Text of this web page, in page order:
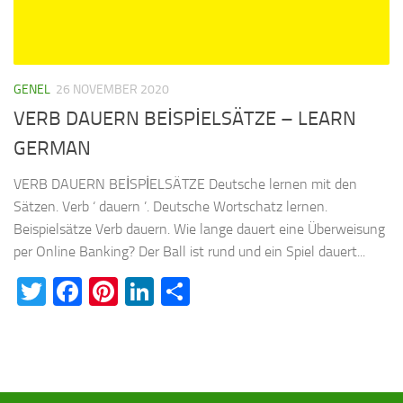
GENEL 26 NOVEMBER 2020
VERB DAUERN BEİSPİELSÄTZE – LEARN
GERMAN
VERB DAUERN BEİSPİELSÄTZE Deutsche lernen mit den
Sätzen. Verb ‘ dauern ’. Deutsche Wortschatz lernen.
Beispielsätze Verb dauern. Wie lange dauert eine Überweisung
per Online Banking? Der Ball ist rund und ein Spiel dauert...
Twitter
Facebook
Pinterest
LinkedIn